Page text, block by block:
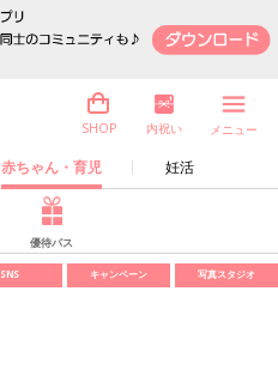
赤ちゃん・育児 妊活
SHOP 内祝い メニュー
優待パス
SNS キャンペーン 写真スタジオ